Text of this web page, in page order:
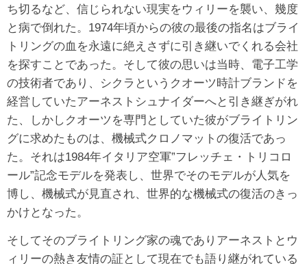
ち切るなど、信じられない現実をウィリーを襲い、幾度
と病で倒れた。1974年頃からの彼の最後の指名はブライ
トリングの血を永遠に絶えさずに引き継いでくれる会社
を探すことであった。そして彼の思いは当時、電子工学
の技術者であり、シクラというクオーツ時計ブランドを
経営していたアーネストシュナイダーへと引き継ぎがれ
た、しかしクオーツを専門としていた彼がブライトリン
グに求めたものは、機械式クロノマットの復活であっ
た。それは1984年イタリア空軍”フレッチェ・トリコロ
ール”記念モデルを発表し、世界でそのモデルが人気を
博し、機械式が見直され、世界的な機械式の復活のきっ
かけとなった。
そしてそのブライトリング家の魂でありアーネストとウ
ィリーの熱き友情の証として現在でも語り継がれている